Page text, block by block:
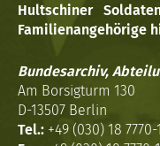
Hultschiner
Familienangehörige
Bundesarchiv,
Am Borsigturm 130
D-13507 Berlin
Tel.: +49 (030) 18 7770-